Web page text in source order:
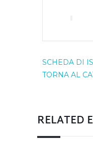
SCHEDA DI
TORNA AL
RELATED